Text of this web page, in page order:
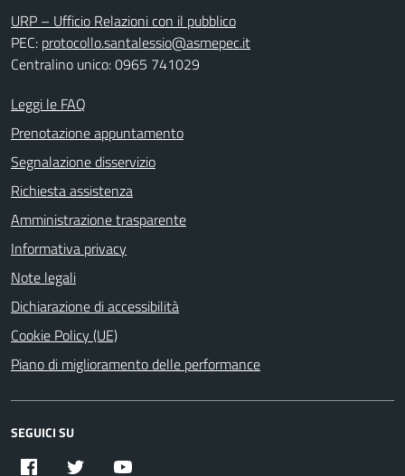
URP – Ufficio Relazioni con il pubblico
PEC: protocollo.santalessio@asmepec.it
Centralino unico: 0965 741029
Leggi le FAQ
Prenotazione appuntamento
Segnalazione disservizio
Richiesta assistenza
Amministrazione trasparente
Informativa privacy
Note legali
Dichiarazione di accessibilità
Cookie Policy (UE)
Piano di miglioramento delle performance
SEGUICI SU
Facebook Twitter